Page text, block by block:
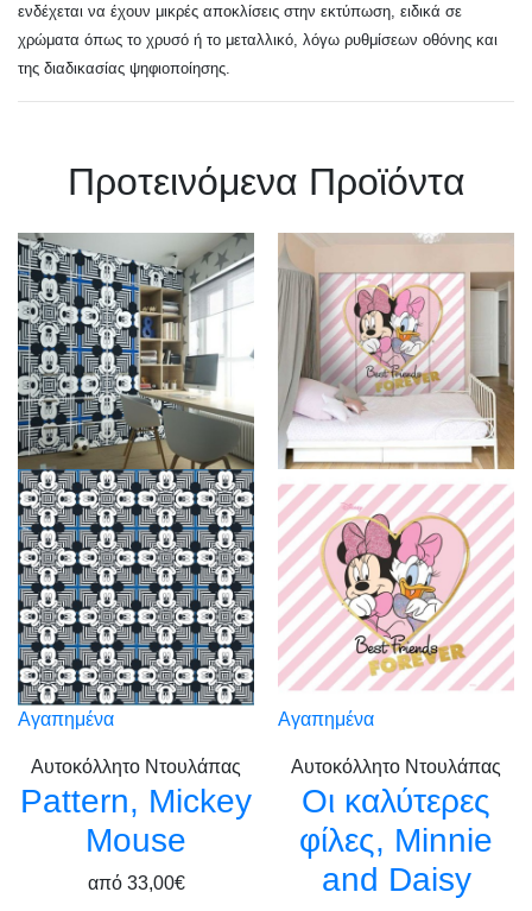
ενδέχεται να έχουν μικρές αποκλίσεις στην εκτύπωση, ειδικά σε
χρώματα όπως το χρυσό ή το μεταλλικό, λόγω ρυθμίσεων οθόνης και
της διαδικασίας ψηφιοποίησης.
Πρoτεινόμενα Προϊόντα
Αγαπημένα
Αυτοκόλλητο Ντουλάπας
Pattern, Mickey
Mouse
από 33,00€
Αγαπημένα
Αυτοκόλλητο Ντουλάπας
Οι καλύτερες
φίλες, Minnie
and Daisy